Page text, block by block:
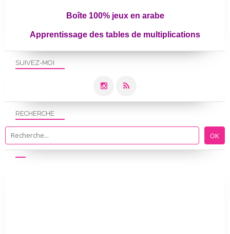
SUIVEZ-MOI
RECHERCHE
Boîte 100% jeux en arabe
Apprentissage des tables de multiplications